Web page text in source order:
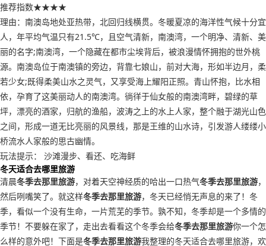
推荐指数★★★★
理由：南澳岛地处亚热带，北回归线横贯。冬暖夏凉的海洋性气候十分宜
人，年平均气温只有21.5℃，且空气清新，南澳湾，一个明净、清新、美
丽的名字;南澳湾，一个隐藏在都市尘埃背后，被浪漫情怀拥抱的世外桃
源。南澳岛位于南澳镇的旁边，背靠七娘山，前对大海，形如半边月，柔
若少女;既得柔美山水之灵气，又享受海上耀阳正照。青山怀抱，比水相
依，孕育了这美丽动人的南澳湾。徜徉于仙女般的南澳湾畔，碧绿的草
坪，漂亮的酒家，归航的渔船，波涛之上的水上人家，整个融于湖光山色
之间，形成一道无比亮丽的风景线，那是王维的山水诗，引发游人缕缕小
桥流水人家般的思古幽情。
玩法提示： 沙滩漫步、看还、吃海鲜
冬天适合去哪里旅游
清晨冬季去那里旅游，对着天空神经质的哈出一口热气冬季去那里旅游，
然后咧嘴笑了。就这样冬季去那里旅游，冬天已经悄无声息的来了！冬
季，看似一个没有生命，一片荒芜的季节。孰不知，冬季却是一个多情的
季节！不要躲在家了，走出去看看这个冬季会给冬季去那里旅游你一个怎
么样的意外吧！下面是冬季去那里旅游我整理的冬天适合去哪里旅游，欢